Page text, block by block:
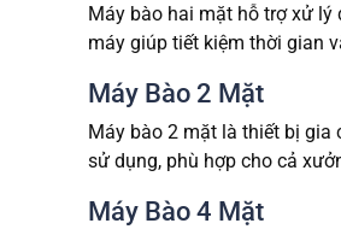
Máy bào hai mặt hỗ trợ xử lý
máy giúp tiết kiệm thời gian
Máy Bào 2 Mặt
Máy bào 2 mặt là thiết bị gia
sử dụng, phù hợp cho cả
Máy Bào 4 Mặt